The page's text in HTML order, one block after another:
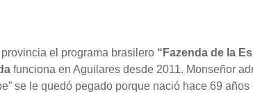
el programa brasilero “Fazenda de la
funciona en Aguilares desde 2011. Monseñor
se le quedó pegado porque nació hace 69